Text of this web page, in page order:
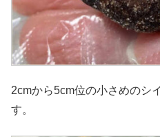
2cmから5cm位の小さめのシ
す。